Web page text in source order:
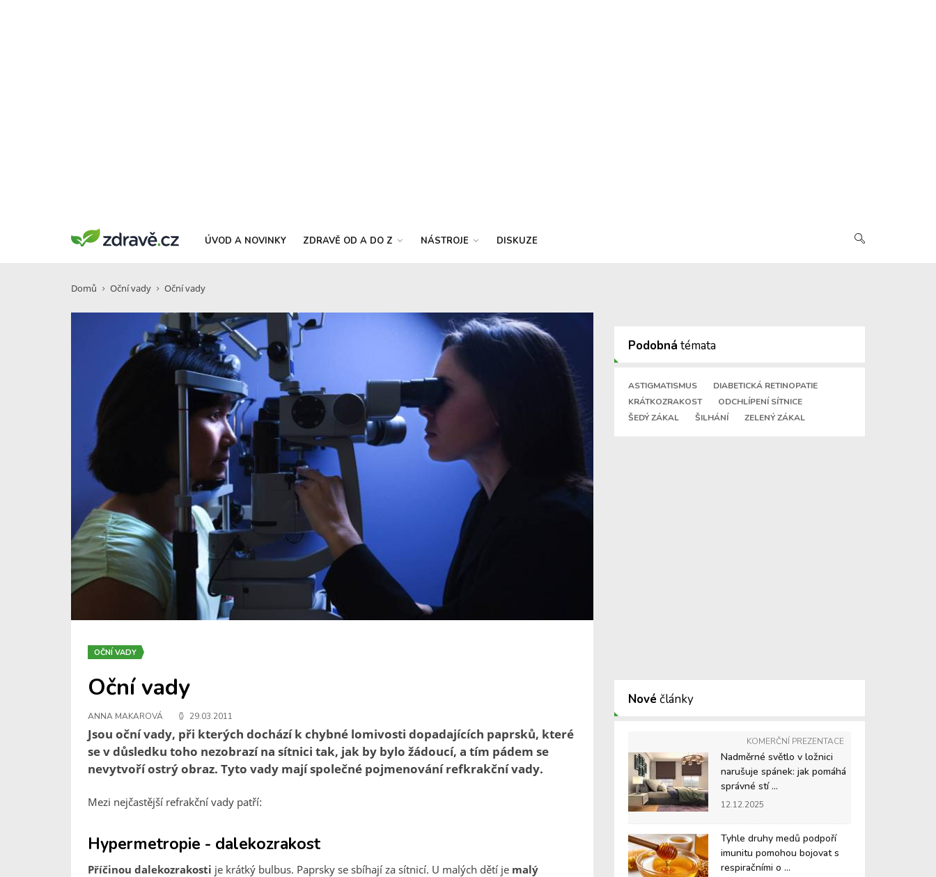
ÚVOD A NOVINKY ZDRAVĚ OD A DO Z NÁSTROJE DISKUZE
Domů Oční vady Oční vady
OČNÍ VADY
Oční vady
ANNA MAKAROVÁ 29.03.2011
Jsou oční vady, při kterých dochází k chybné lomivosti dopadajících paprsků, které
se v důsledku toho nezobrazí na sítnici tak, jak by bylo žádoucí, a tím pádem se
nevytvoří ostrý obraz. Tyto vady mají společné pojmenování refkrakční vady.
Mezi nejčastější refrakční vady patří:
Hypermetropie - dalekozrakost
Příčinou dalekozrakosti je krátký bulbus. Paprsky se sbíhají za sítnicí. U malých dětí je malý
Podobná témata
ASTIGMATISMUS
DIABETICKÁ RETINOPATIE
KRÁTKOZRAKOST
ODCHLÍPENÍ SÍTNICE
ŠEDÝ ZÁKAL
ŠILHÁNÍ ZELENÝ ZÁKAL
Nové články
KOMERČNÍ PREZENTACE
Nadměrné světlo v ložnici
narušuje spánek: jak pomáhá
správné stí ...
12.12.2025
Tyhle druhy medů podpoří
imunitu pomohou bojovat s
respiračními o ...